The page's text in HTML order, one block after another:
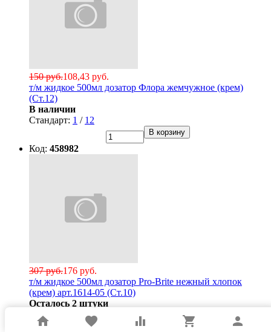
108,43 руб.
150 руб.
т/м жидкое 500мл дозатор Флора жемчужное (крем)
(Ст.12)
В наличии
Стандарт: 1 / 12
В корзину
Код: 458982
176 руб.
307 руб.
т/м жидкое 500мл дозатор Pro-Brite нежный хлопок
(крем) арт.1614-05 (Ст.10)
Осталось 2 штуки
Стандарт:
10
home favorite equalizer shopping_cart person